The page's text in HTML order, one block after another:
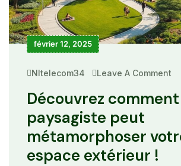
février 12, 2025
Nltelecom34 Leave A Comment
On
Un
Peut
Métamorphoser
Votre
Espace
Extérieur
!
Découvrez
paysagiste peut
métamorphoser
espace extérieur !